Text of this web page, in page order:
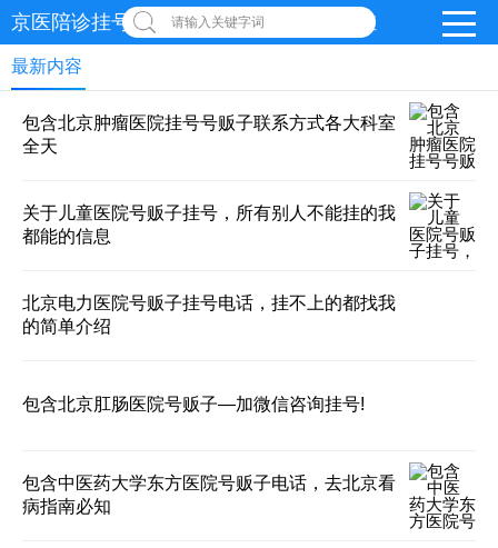
京医陪诊挂号服务|北京三甲医院跑腿代挂
请输入关键字词
最新内容
包含北京肿瘤医院挂号号贩子联系方式各大科室
全天
关于儿童医院号贩子挂号，所有别人不能挂的我
都能的信息
北京电力医院号贩子挂号电话，挂不上的都找我
的简单介绍
包含北京肛肠医院号贩子—加微信咨询挂号!
包含中医药大学东方医院号贩子电话，去北京看
病指南必知